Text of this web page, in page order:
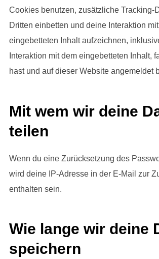
Cookies benutzen, zusätzliche Tracking-
Dritten einbetten und deine Interaktion
eingebetteten Inhalt aufzeichnen,
Interaktion mit dem eingebetteten Inhalt,
hast und auf dieser Website angemeldet
Mit wem wir deine
teilen
Wenn du eine Zurücksetzung des
wird deine IP-Adresse in der E-Mail zur
enthalten sein.
Wie lange wir deine
speichern